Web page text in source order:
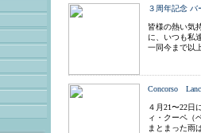
３周年記念 バ
皆様の熱い気
に、いつも私
一同今まで以
Concorso
４月21〜22
ィ・クーペ（
まとまった雨